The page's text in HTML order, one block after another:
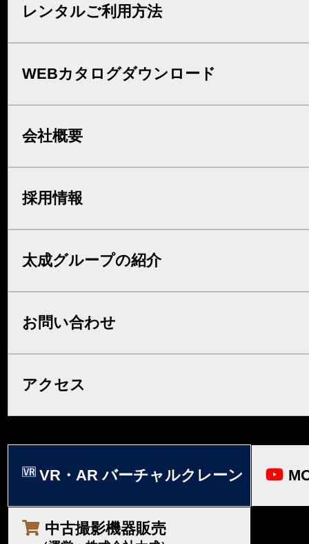
レンタルご利用方法
WEBカタログダウンロード
会社概要
採用情報
太成グループの紹介
お問い合わせ
アクセス
VR・AR バーチャルクレーン
中古撮影機器販売